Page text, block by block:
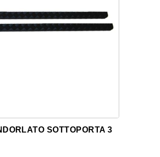
SOTTOPORTA 3